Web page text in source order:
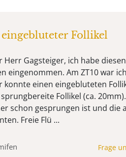
Follikel
Herr Gagsteiger, ich habe
eingenommen. Am ZT10 war
konnte einen eingebluteten
Follikel (ca.
schon gesprungen ist und die
Freie Flü ...
Frage